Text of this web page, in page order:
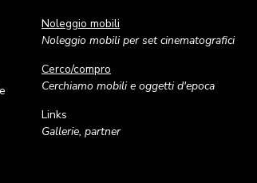
Noleggio mobili
Noleggio mobili per set cinematografici
Cerco/compro
Cerchiamo mobili e oggetti d'epoca
Links
Gallerie, partner